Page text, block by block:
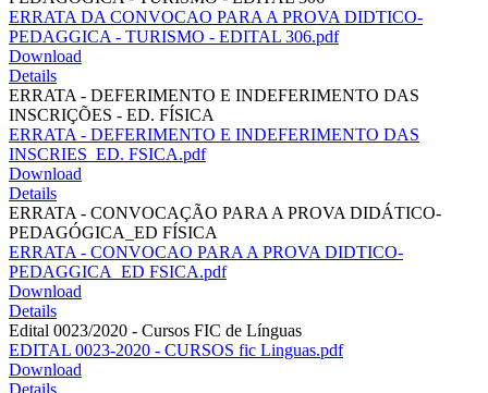
ERRATA DA CONVOCAO PARA A PROVA DIDTICO-
PEDAGGICA - TURISMO - EDITAL 306.pdf
Download
Details
ERRATA - DEFERIMENTO E INDEFERIMENTO DAS
INSCRIÇÕES - ED. FÍSICA
ERRATA - DEFERIMENTO E INDEFERIMENTO DAS
INSCRIES_ED. FSICA.pdf
Download
Details
ERRATA - CONVOCAÇÃO PARA A PROVA DIDÁTICO-
PEDAGÓGICA_ED FÍSICA
ERRATA - CONVOCAO PARA A PROVA DIDTICO-
PEDAGGICA_ED FSICA.pdf
Download
Details
Edital 0023/2020 - Cursos FIC de Línguas
EDITAL 0023-2020 - CURSOS fic Linguas.pdf
Download
Details